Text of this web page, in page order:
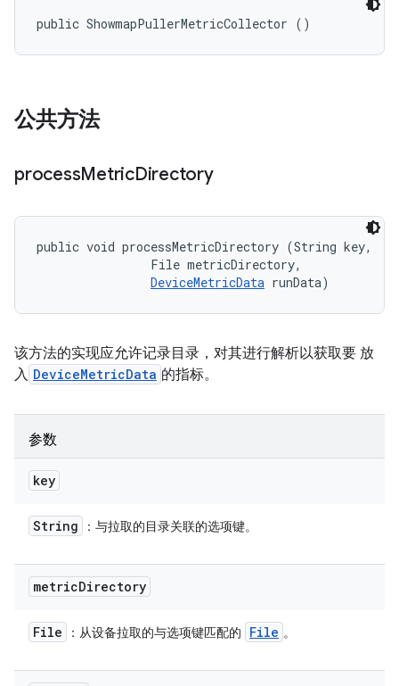
public ShowmapPullerMetricCollector ()
公共方法
processMetricDirectory
public void processMetricDirectory (String key,
                File metricDirectory,
DeviceMetricData runData)
该方法的实现应允许记录目录，对其进行解析以获取要 放
入 DeviceMetricData 的指标。
参数
key
String ：与拉取的目录关联的选项键。
metricDirectory
File ：从设备拉取的与选项键匹配的 File 。